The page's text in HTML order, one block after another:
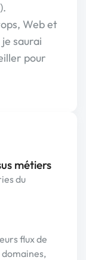
Web et
saurai
pour
métiers
du
flux de